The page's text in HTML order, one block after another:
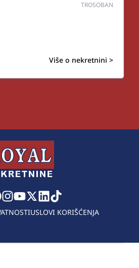
TROSOBAN
Više o nekretnini >
USLOVI KORIŠĆENJA